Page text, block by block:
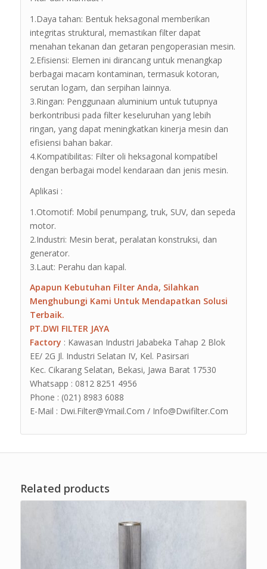
1.Daya tahan: Bentuk heksagonal memberikan
integritas struktural, memastikan filter dapat
menahan tekanan dan getaran pengoperasian mesin.
2.Efisiensi: Elemen ini dirancang untuk menangkap
berbagai macam kontaminan, termasuk kotoran,
serutan logam, dan serpihan lainnya.
3.Ringan: Penggunaan aluminium untuk tutupnya
berkontribusi pada filter keseluruhan yang lebih
ringan, yang dapat meningkatkan kinerja mesin dan
efisiensi bahan bakar.
4.Kompatibilitas: Filter oli heksagonal kompatibel
dengan berbagai model kendaraan dan jenis mesin.
Aplikasi :
1.Otomotif: Mobil penumpang, truk, SUV, dan sepeda
motor.
2.Industri: Mesin berat, peralatan konstruksi, dan
generator.
3.Laut: Perahu dan kapal.
Apapun Kebutuhan Filter Anda, Silahkan
Menghubungi Kami Untuk Mendapatkan Solusi
Terbaik.
PT.DWI FILTER JAYA
Factory : Kawasan Industri Jababeka Tahap 2 Blok
EE/ 2G Jl. Industri Selatan IV, Kel. Pasirsari
Kec. Cikarang Selatan, Bekasi, Jawa Barat 17530
Whatsapp : 0812 8251 4956
Phone : (021) 8983 6088
E-Mail : Dwi.Filter@Ymail.Com / Info@Dwifilter.Com
Related products